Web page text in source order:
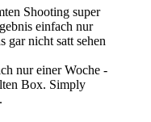
Shooting super
einfach nur
gar nicht satt sehen
nur einer Woche -
Box. Simply